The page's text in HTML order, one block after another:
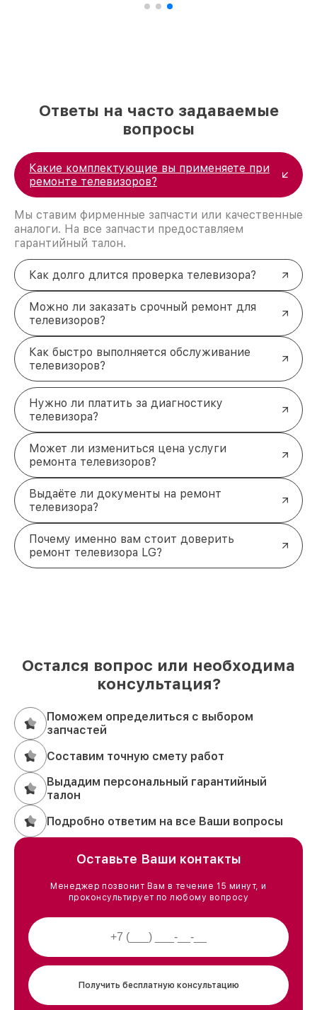
положительные отзывы и обрели отличную
Ответы на часто задаваемые
вопросы
Какие комплектующие вы применяете при
ремонте телевизоров?
Мы ставим фирменные запчасти или качественные
аналоги. На все запчасти предоставляем
гарантийный талон.
Как долго длится проверка телевизора?
Можно ли заказать срочный ремонт для
телевизоров?
Как быстро выполняется обслуживание
телевизоров?
Нужно ли платить за диагностику
телевизора?
Может ли измениться цена услуги
ремонта телевизоров?
Выдаёте ли документы на ремонт
телевизора?
Почему именно вам стоит доверить
ремонт телевизора LG?
Остался вопрос или необходима
консультация?
Поможем определиться с выбором
запчастей
Составим точную смету работ
Выдадим персональный гарантийный
талон
Подробно ответим на все Ваши вопросы
Оставьте Ваши контакты
Менеджер позвонит Вам в течение 15 минут, и
проконсультирует по любому вопросу
Получить бесплатную консультацию